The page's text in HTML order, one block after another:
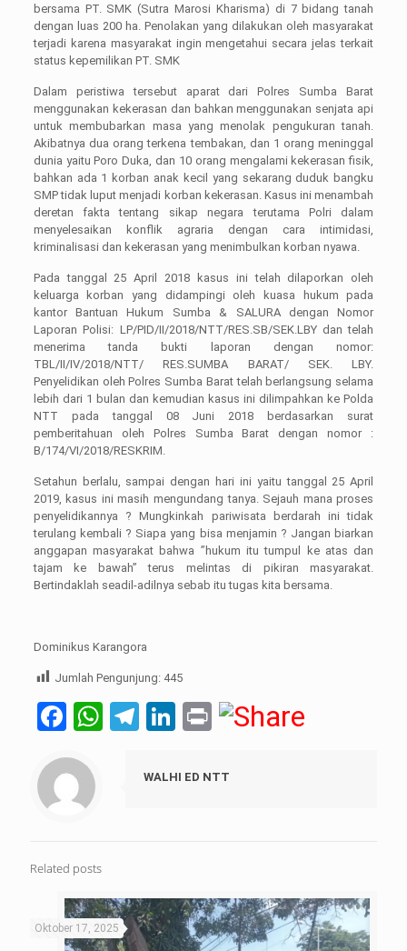
bersama PT. SMK (Sutra Marosi Kharisma) di 7 bidang tanah
dengan luas 200 ha. Penolakan yang dilakukan oleh masyarakat
terjadi karena masyarakat ingin mengetahui secara jelas terkait
status kepemilikan PT. SMK
Dalam peristiwa tersebut aparat dari Polres Sumba Barat
menggunakan kekerasan dan bahkan menggunakan senjata api
untuk membubarkan masa yang menolak pengukuran tanah.
Akibatnya dua orang terkena tembakan, dan 1 orang meninggal
dunia yaitu Poro Duka, dan 10 orang mengalami kekerasan fisik,
bahkan ada 1 korban anak kecil yang sekarang duduk bangku
SMP tidak luput menjadi korban kekerasan. Kasus ini menambah
deretan fakta tentang sikap negara terutama Polri dalam
menyelesaikan konflik agraria dengan cara intimidasi,
kriminalisasi dan kekerasan yang menimbulkan korban nyawa.
Pada tanggal 25 April 2018 kasus ini telah dilaporkan oleh
keluarga korban yang didampingi oleh kuasa hukum pada
kantor Bantuan Hukum Sumba & SALURA dengan Nomor
Laporan Polisi: LP/PID/II/2018/NTT/RES.SB/SEK.LBY dan telah
menerima tanda bukti laporan dengan nomor:
TBL/II/IV/2018/NTT/ RES.SUMBA BARAT/ SEK. LBY.
Penyelidikan oleh Polres Sumba Barat telah berlangsung selama
lebih dari 1 bulan dan kemudian kasus ini dilimpahkan ke Polda
NTT pada tanggal 08 Juni 2018 berdasarkan surat
pemberitahuan oleh Polres Sumba Barat dengan nomor :
B/174/VI/2018/RESKRIM.
Setahun berlalu, sampai dengan hari ini yaitu tanggal 25 April
2019, kasus ini masih mengundang tanya. Sejauh mana proses
penyelidikannya ? Mungkinkah pariwisata berdarah ini tidak
terulang kembali ? Siapa yang bisa menjamin ? Jangan biarkan
anggapan masyarakat bahwa ”hukum itu tumpul ke atas dan
tajam ke bawah” terus melintas di pikiran masyarakat.
Bertindaklah seadil-adilnya sebab itu tugas kita bersama.
Dominikus Karangora
Jumlah Pengunjung: 445
Facebook
WhatsApp
Telegram
LinkedIn
Print
WALHI ED NTT
Related posts
Oktober 17, 2025